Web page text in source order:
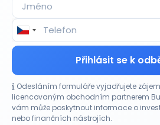
Přihlásit se k
Odesláním formuláře vyjadřujete
licencovaným obchodním partnerem
vám může poskytnout informace o
nebo finančních nástrojích.
CO HÝBE TRHEM
Objednávky DoorDash vzrostly